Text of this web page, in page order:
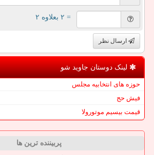
= ۲ بعلاوه ۲
ارسال نظر
لینک دوستان جاوید شو
حوزه های انتخابیه مجلس
فیش حج
قیمت بیسیم موتورولا
پربیننده ترین ها